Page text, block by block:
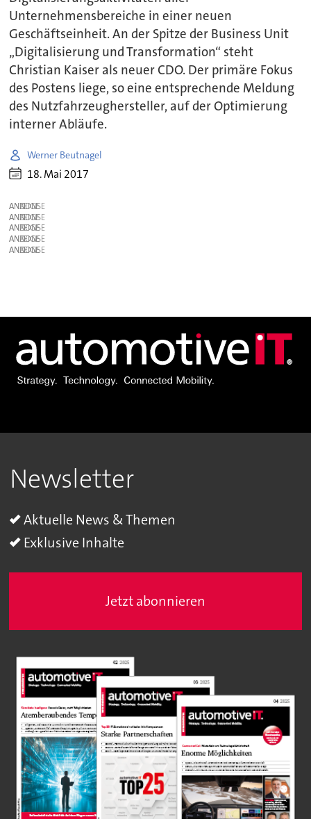
Unternehmensbereiche in einer neuen
Geschäftseinheit. An der Spitze der Business Unit
„Digitalisierung und Transformation“ steht
Christian Kaiser als neuer CDO. Der primäre Fokus
des Postens liege, so eine entsprechende Meldung
des Nutzfahrzeughersteller, auf der Optimierung
interner Abläufe.
Werner Beutnagel
18. Mai 2017
ANZEIGE
ANZEIGE
ANZEIGE
ANZEIGE
ANZEIGE
Newsletter
Aktuelle News & Themen
Exklusive Inhalte
Jetzt abonnieren